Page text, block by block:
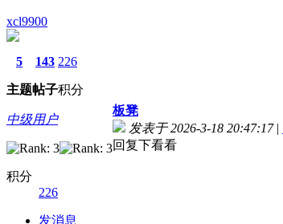
xcl9900
5
主题
143
帖子
226
积分
中级用户
积分
226
发消息
板凳
发表于 2026-3-18 20:47:17 |
回复下看看